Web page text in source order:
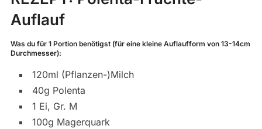
Auflauf
Was du für 1 Portion benötigst (für eine kleine Auflaufform von 13-14cm
Durchmesser):
120ml (Pflanzen-)Milch
40g Polenta
1 Ei, Gr. M
100g Magerquark